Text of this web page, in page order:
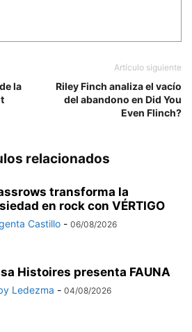
la
Artículo siguiente
Riley Finch analiza el vacío
del abandono en Did You
Even Flinch?
relacionados
transforma la
en rock con VÉRTIGO
Castillo - 06/08/2026
Histoires presenta FAUNA
Ledezma - 04/08/2026